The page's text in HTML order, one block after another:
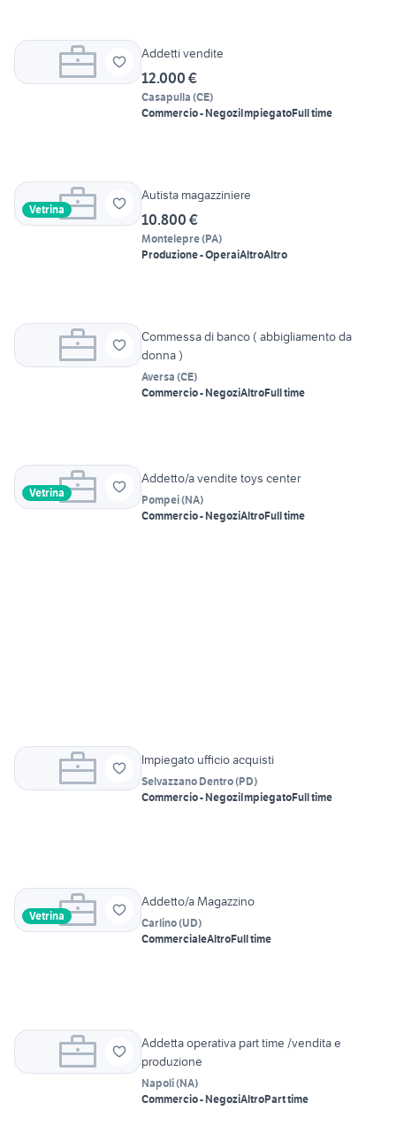
Addetti vendite
12.000 €
Casapulla (CE)
Commercio - NegoziImpiegatoFull time
Vetrina
Autista magazziniere
10.800 €
Montelepre(PA)
Produzione - OperaiAltroAltro
Commessa di banco ( abbigliamento da
donna )
Aversa (CE)
Commercio - NegoziAltroFull time
Vetrina
Addetto/a vendite toys center
Pompei(NA)
Commercio - NegoziAltroFull time
Impiegato ufficio acquisti
Selvazzano Dentro(PD)
Commercio - NegoziImpiegatoFull time
Vetrina
Addetto/a Magazzino
Carlino(UD)
CommercialeAltroFull time
Addetta operativa part time /vendita e
produzione
Napoli(NA)
Commercio - NegoziAltroPart time